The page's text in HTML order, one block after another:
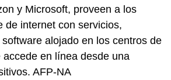
y Microsoft, proveen a los
de internet con servicios,
alojado en los centros de
en línea desde una
AFP-NA